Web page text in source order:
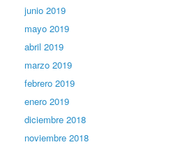
junio 2019
mayo 2019
abril 2019
marzo 2019
febrero 2019
enero 2019
diciembre 2018
noviembre 2018